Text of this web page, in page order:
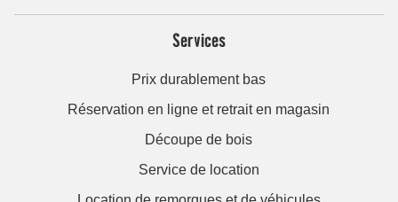
Services
Prix durablement bas
Réservation en ligne et retrait en magasin
Découpe de bois
Service de location